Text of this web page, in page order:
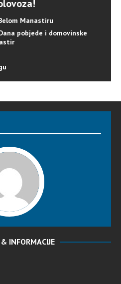
Manastiru
pobjede i domovinske
INFORMACIJE